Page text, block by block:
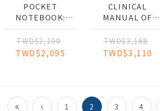
POCKET
NOTEBOOK:
POCKET
EMERGENCY
MEDICINE(硬殼活
頁)
TWD$2,100
TWD$2,095
CLINICAL
MANUAL OF
IN THE
MEDICALLY ILL
TWD$3,168
TWD$3,110
1 2 3 4